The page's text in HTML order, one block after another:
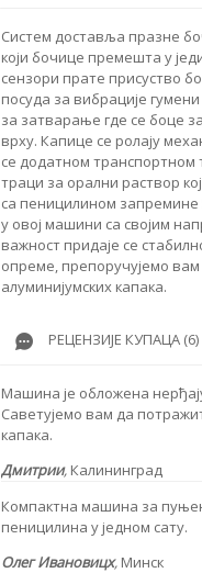
Систем доставља празне
који бочице премешта у
сензори прате присуство
посуда за вибрације
за затварање где се боце
врху. Капице се ролају
се додатном транспортном
траци за орални раствор
са пеницилином запремине
у овој машини са својим
важност придаје се
опреме, препоручујемо
алуминијумских капака.
РЕЦЕНЗИЈЕ КУПАЦА (6)
Машина је обложена
Саветујемо вам да
капака.
Дмитрии, Калининград
Компактна машина за
пеницилина у једном сату.
Олег Ивановицх, Минск